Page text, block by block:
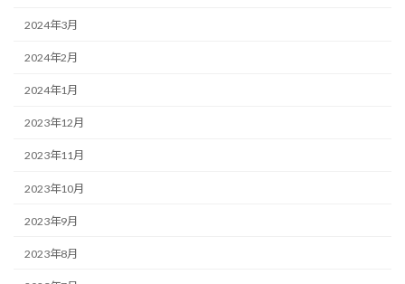
2024年3月
2024年2月
2024年1月
2023年12月
2023年11月
2023年10月
2023年9月
2023年8月